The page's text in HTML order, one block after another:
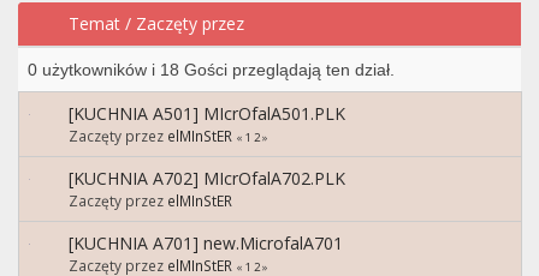
Temat / Zaczęty przez
0 użytkowników i 18 Gości przeglądają ten dział.
[KUCHNIA A501] MIcrOfalA501.PLK
Zaczęty przez elMInStER « 1 2»
[KUCHNIA A702] MIcrOfalA702.PLK
Zaczęty przez elMInStER
[KUCHNIA A701] new.MicrofalA701
Zaczęty przez elMInStER « 1 2»